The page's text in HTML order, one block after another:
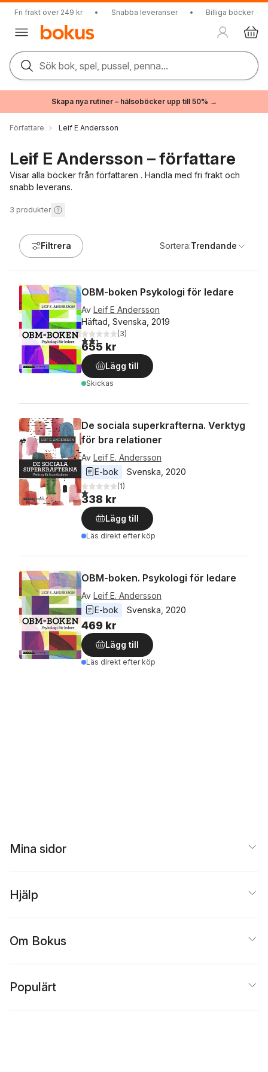
Fri frakt över 249 kr • Snabba leveranser • Billiga böcker
Sök bok, spel, pussel, penna...
Skapa nya rutiner – hälsoböcker upp till 50% →
Författare Leif E Andersson
Leif E Andersson – författare
Visar alla böcker från författaren . Handla med fri frakt och
snabb leverans.
3 produkter
Filtrera Sortera:Trendande
OBM-boken Psykologi för ledare
Av Leif E Andersson
Häftad, Svenska, 2019
2,3utav 5 stjärnor. Totalt antal röster:
(3)
655 kr
Lägg till
Skickas
De sociala superkrafterna. Verktyg
för bra relationer
Av Leif E. Andersson
E-bok
Svenska 2020
1,0utav 5 stjärnor. Totalt antal röster:
(1)
338 kr
Lägg till
Läs direkt efter köp
OBM-boken. Psykologi för ledare
Av Leif E. Andersson
E-bok
Svenska 2020
469 kr
Lägg till
Läs direkt efter köp
Mina sidor
Hjälp
Om Bokus
Populärt